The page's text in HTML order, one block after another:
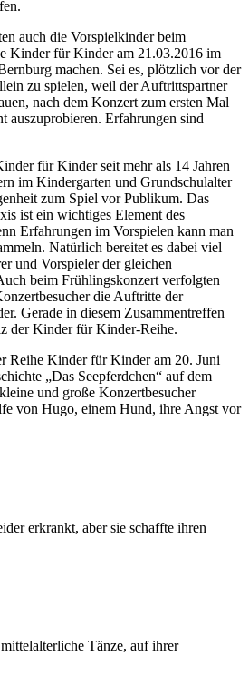
auch die Vorspielkinder beim
Kinder für Kinder am 21.03.2016 im
machen. Sei es, plötzlich vor der
zu spielen, weil der Auftrittspartner
nach dem Konzert zum ersten Mal
auszuprobieren. Erfahrungen sind
für Kinder seit mehr als 14 Jahren
im Kindergarten und Grundschulalter
zum Spiel vor Publikum. Das
ist ein wichtiges Element des
Erfahrungen im Vorspielen kann man
Natürlich bereitet es dabei viel
und Vorspieler der gleichen
beim Frühlingskonzert verfolgten
die Auftritte der
Gerade in diesem Zusammentreffen
der Kinder für Kinder-Reihe.
Reihe Kinder für Kinder am 20. Juni
„Das Seepferdchen“ auf dem
und große Konzertbesucher
von Hugo, einem Hund, ihre Angst vor
erkrankt, aber sie schaffte ihren
Tänze, auf ihrer